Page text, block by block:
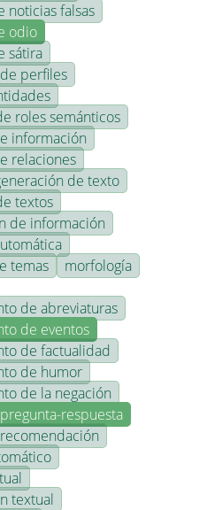
noticias falsas
odio
sátira
perfiles
roles semánticos
información
relaciones
de texto
textos
de información
temas
morfología
de abreviaturas
de eventos
de factualidad
de humor
de la negación
respuesta
textual